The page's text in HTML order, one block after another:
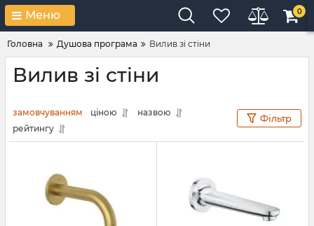
Меню 0
Головна Душова програма Вилив зі стіни
Вилив зі стіни
замовчуванням ціною
назвою
рейтингу
Фільтр